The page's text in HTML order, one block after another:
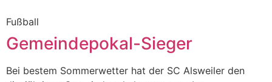
Fußball
Gemeindepokal-Sieger
Bei bestem Sommerwetter hat der SC Alsweiler den